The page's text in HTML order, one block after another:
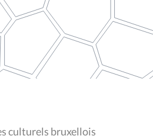
culturels bruxellois